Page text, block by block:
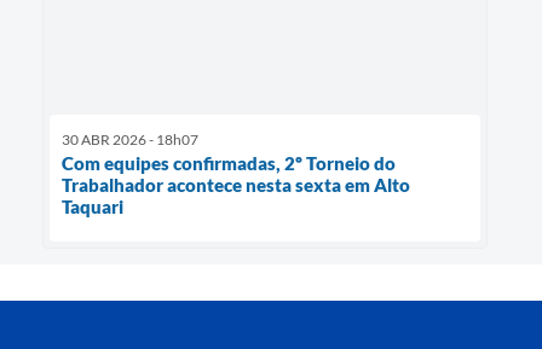
30 ABR 2026 - 18h07
Com equipes confirmadas, 2º Torneio do
Trabalhador acontece nesta sexta em Alto
Taquari